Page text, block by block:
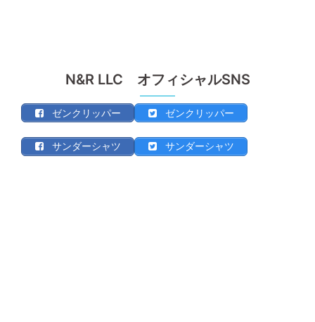
N&R LLC オフィシャルSNS
ゼンクリッパー ゼンクリッパー
サンダーシャツ サンダーシャツ